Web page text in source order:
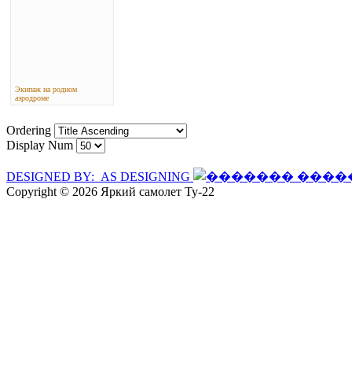
Экипаж на родном
аэродроме
Ordering
Display Num
DESIGNED BY: AS DESIGNING
Copyright © 2026 Яркий самолет Ту-22